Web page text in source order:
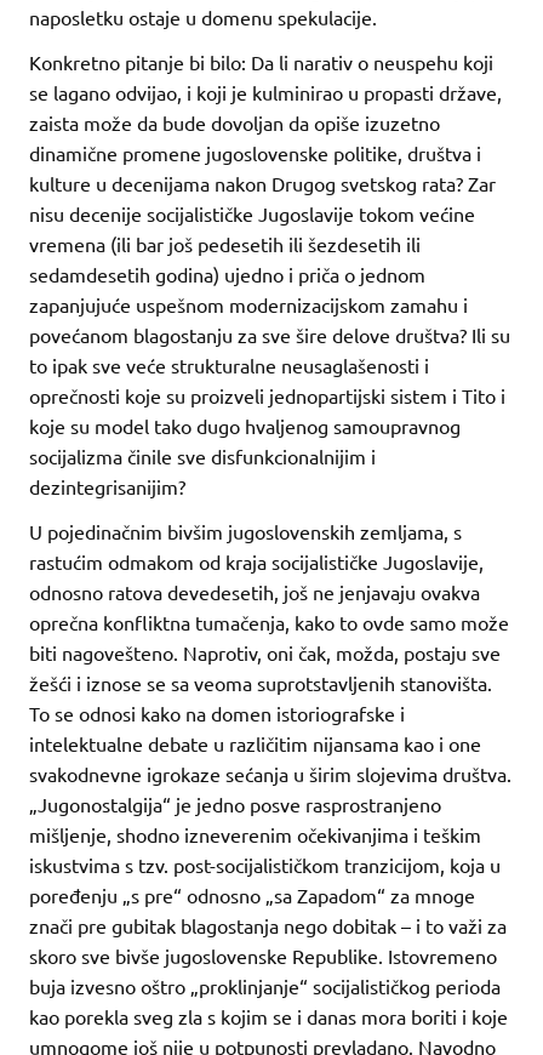
naposletku ostaje u domenu spekulacije.
Konkretno pitanje bi bilo: Da li narativ o neuspehu koji
se lagano odvijao, i koji je kulminirao u propasti države,
zaista može da bude dovoljan da opiše izuzetno
dinamične promene jugoslovenske politike, društva i
kulture u decenijama nakon Drugog svetskog rata? Zar
nisu decenije socijalističke Jugoslavije tokom većine
vremena (ili bar još pedesetih ili šezdesetih ili
sedamdesetih godina) ujedno i priča o jednom
zapanjujuće uspešnom modernizacijskom zamahu i
povećanom blagostanju za sve šire delove društva? Ili su
to ipak sve veće strukturalne neusaglašenosti i
oprečnosti koje su proizveli jednopartijski sistem i Tito i
koje su model tako dugo hvaljenog samoupravnog
socijalizma činile sve disfunkcionalnijim i
dezintegrisanijim?
U pojedinačnim bivšim jugoslovenskih zemljama, s
rastućim odmakom od kraja socijalističke Jugoslavije,
odnosno ratova devedesetih, još ne jenjavaju ovakva
oprečna konfliktna tumačenja, kako to ovde samo može
biti nagovešteno. Naprotiv, oni čak, možda, postaju sve
žešći i iznose se sa veoma suprotstavljenih stanovišta.
To se odnosi kako na domen istoriografske i
intelektualne debate u različitim nijansama kao i one
svakodnevne igrokaze sećanja u širim slojevima društva.
„Jugonostalgija“ je jedno posve rasprostranjeno
mišljenje, shodno izneverenim očekivanjima i teškim
iskustvima s tzv. post-socijalističkom tranzicijom, koja u
poređenju „s pre“ odnosno „sa Zapadom“ za mnoge
znači pre gubitak blagostanja nego dobitak – i to važi za
skoro sve bivše jugoslovenske Republike. Istovremeno
buja izvesno oštro „proklinjanje“ socijalističkog perioda
kao porekla sveg zla s kojim se i danas mora boriti i koje
umnogome još nije u potpunosti prevladano. Navodno